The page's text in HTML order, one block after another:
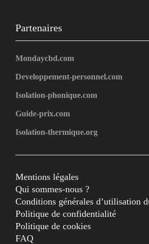
Partenaires
Mondaycbd.com
Developpement-personnel.com
Isolation-phonique.com
Guide-prix.com
Isolation-thermique.org
Mentions légales
Qui sommes-nous ?
Conditions générales d’utilisation
Politique de confidentialité
Politique de cookies
FAQ